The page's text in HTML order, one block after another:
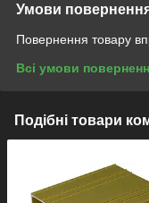
Умови
Повернення товару
Всі умови
Подібні товари